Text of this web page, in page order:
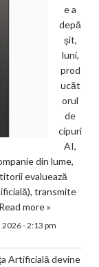
e a
depă
șit,
luni,
prod
ucăt
orul
de
cipuri
AI,
din lume,
evaluează
transmite
Read more »
- 2:13 pm
Artificială devine